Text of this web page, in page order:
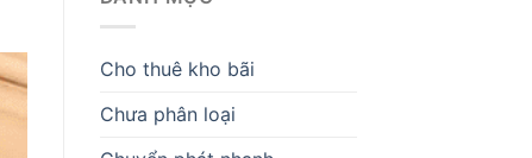
Cho thuê kho bãi
Chưa phân loại